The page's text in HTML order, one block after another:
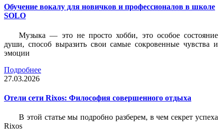
Обучение вокалу для новичков и профессионалов в школе
SOLO
Музыка — это не просто хобби, это особое состояние
души, способ выразить свои самые сокровенные чувства и
эмоции
Подробнее
27.03.2026
Отели сети Rixos: Философия совершенного отдыха
В этой статье мы подробно разберем, в чем секрет успеха
Rixos